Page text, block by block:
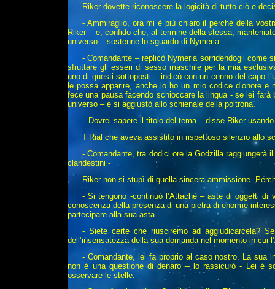
Riker dovette riconoscere la logicità di tutto ciò e
- Ammiraglio, ora mi è più chiaro il perché della
Riker – e, confido che, al termine della stessa,
universo – sostenne lo sguardo di Nymeria.
- Comandante – replicò Nymeria sorridendogli come
sfruttare gli esseri di sesso maschile per la mia
uno di questi sottoposti – indicò con un cenno del capo
le possa apparire, anche io ho un mio codice d’onore
fece una pausa facendo schioccare la lingua - se lei
universo – e si aggiustò allo schienale della poltrona.
– Dovrei sapere il titolo del tema – disse Riker
T’Rial che aveva assistito in rispettoso silenzio allo
- Comandante, tra dodici ore la Godzilla raggiungerà
clandestini -
Riker non si stupì di quella sincera ammissione.
- Si tengono -continuò l’Attachè – aste di oggetti di
conoscenza della presenza di una pietra di enorme
partecipare alla sua asta. -
- Siete certe che riusciremo ad aggiudicarcela?
dell’insensatezza della sua domanda nel momento in cui
- Comandante, lei fa proprio al caso nostro. La sua
non è una questione di denaro – lo rassicurò - Lei è
osservare le stelle.